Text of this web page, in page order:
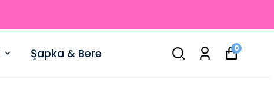
Şapka & Bere 0